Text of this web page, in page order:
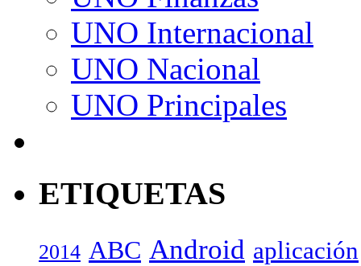
UNO Internacional
UNO Nacional
UNO Principales
ETIQUETAS
2014 ABC Android aplicación